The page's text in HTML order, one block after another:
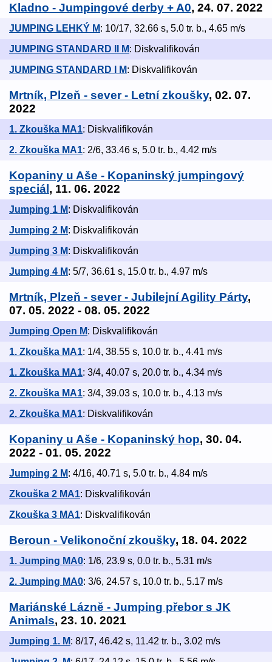
Kladno - Jumpingové derby + A0, 24. 07. 2022
JUMPING LEHKÝ M: 10/17, 32.66 s, 5.0 tr. b., 4.65 m/s
JUMPING STANDARD II M: Diskvalifikován
JUMPING STANDARD I M: Diskvalifikován
Mrtník, Plzeň - sever - Letní zkoušky, 02. 07.
2022
1. Zkouška MA1: Diskvalifikován
2. Zkouška MA1: 2/6, 33.46 s, 5.0 tr. b., 4.42 m/s
Kopaniny u Aše - Kopaninský jumpingový
speciál, 11. 06. 2022
Jumping 1 M: Diskvalifikován
Jumping 2 M: Diskvalifikován
Jumping 3 M: Diskvalifikován
Jumping 4 M: 5/7, 36.61 s, 15.0 tr. b., 4.97 m/s
Mrtník, Plzeň - sever - Jubilejní Agility Párty,
07. 05. 2022 - 08. 05. 2022
Jumping Open M: Diskvalifikován
1. Zkouška MA1: 1/4, 38.55 s, 10.0 tr. b., 4.41 m/s
1. Zkouška MA1: 3/4, 40.07 s, 20.0 tr. b., 4.34 m/s
2. Zkouška MA1: 3/4, 39.03 s, 10.0 tr. b., 4.13 m/s
2. Zkouška MA1: Diskvalifikován
Kopaniny u Aše - Kopaninský hop, 30. 04.
2022 - 01. 05. 2022
Jumping 2 M: 4/16, 40.71 s, 5.0 tr. b., 4.84 m/s
Zkouška 2 MA1: Diskvalifikován
Zkouška 3 MA1: Diskvalifikován
Beroun - Velikonoční zkoušky, 18. 04. 2022
1. Jumping MA0: 1/6, 23.9 s, 0.0 tr. b., 5.31 m/s
2. Jumping MA0: 3/6, 24.57 s, 10.0 tr. b., 5.17 m/s
Mariánské Lázně - Jumping přebor s JK
Animals, 23. 10. 2021
Jumping 1. M: 8/17, 46.42 s, 11.42 tr. b., 3.02 m/s